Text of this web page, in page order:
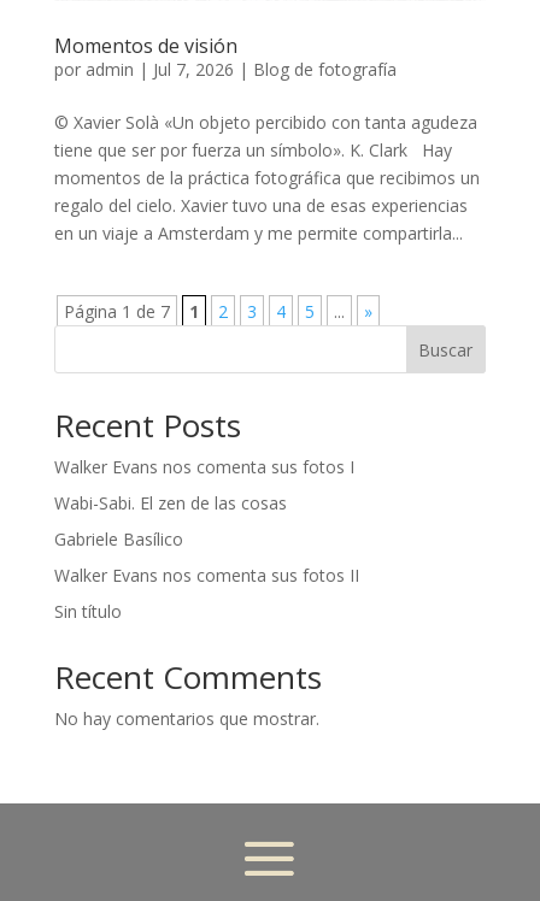
Momentos de visión
por admin | Jul 7, 2026 | Blog de fotografía
© Xavier Solà «Un objeto percibido con tanta agudeza
tiene que ser por fuerza un símbolo». K. Clark Hay
momentos de la práctica fotográfica que recibimos un
regalo del cielo. Xavier tuvo una de esas experiencias
en un viaje a Amsterdam y me permite compartirla...
Página 1 de 7 1 2 3 4 5 ...
»
Buscar
Recent Posts
Walker Evans nos comenta sus fotos I
Wabi-Sabi. El zen de las cosas
Gabriele Basílico
Walker Evans nos comenta sus fotos II
Sin título
Recent Comments
No hay comentarios que mostrar.